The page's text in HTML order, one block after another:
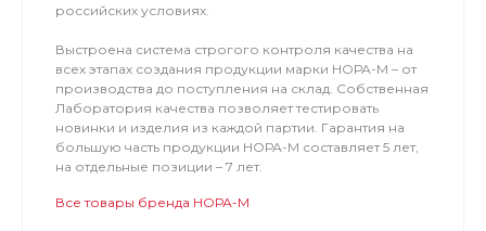
российских условиях.
Выстроена система строгого контроля качества на
всех этапах создания продукции марки НОРА-М – от
производства до поступления на склад. Собственная
Лаборатория качества позволяет тестировать
новинки и изделия из каждой партии. Гарантия на
большую часть продукции НОРА-М составляет 5 лет,
на отдельные позиции – 7 лет.
Все товары бренда НОРА-М